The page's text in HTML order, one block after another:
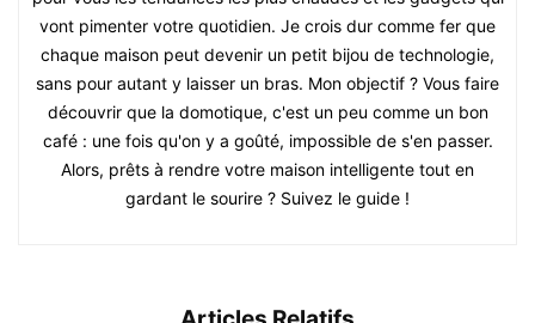
vont pimenter votre quotidien. Je crois dur comme fer que
chaque maison peut devenir un petit bijou de technologie,
sans pour autant y laisser un bras. Mon objectif ? Vous faire
découvrir que la domotique, c'est un peu comme un bon
café : une fois qu'on y a goûté, impossible de s'en passer.
Alors, prêts à rendre votre maison intelligente tout en
gardant le sourire ? Suivez le guide !